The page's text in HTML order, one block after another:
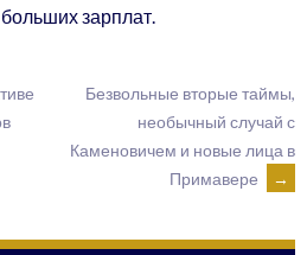
зарплат.
Безвольные вторые таймы,
необычный случай с
Каменовичем и новые лица в
Примавере
→